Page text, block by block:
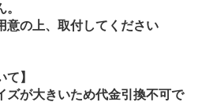
の上、取付してください
て】
ズが大きいため代金引換不可で